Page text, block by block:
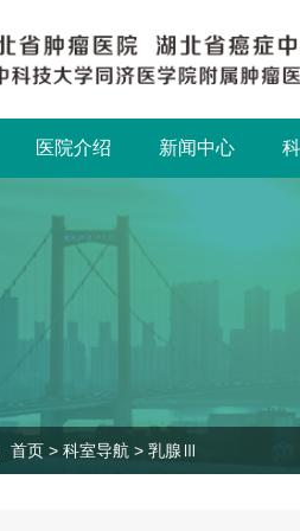
医院介绍 新闻中心
首页 > 科室导航 > 乳腺Ⅲ